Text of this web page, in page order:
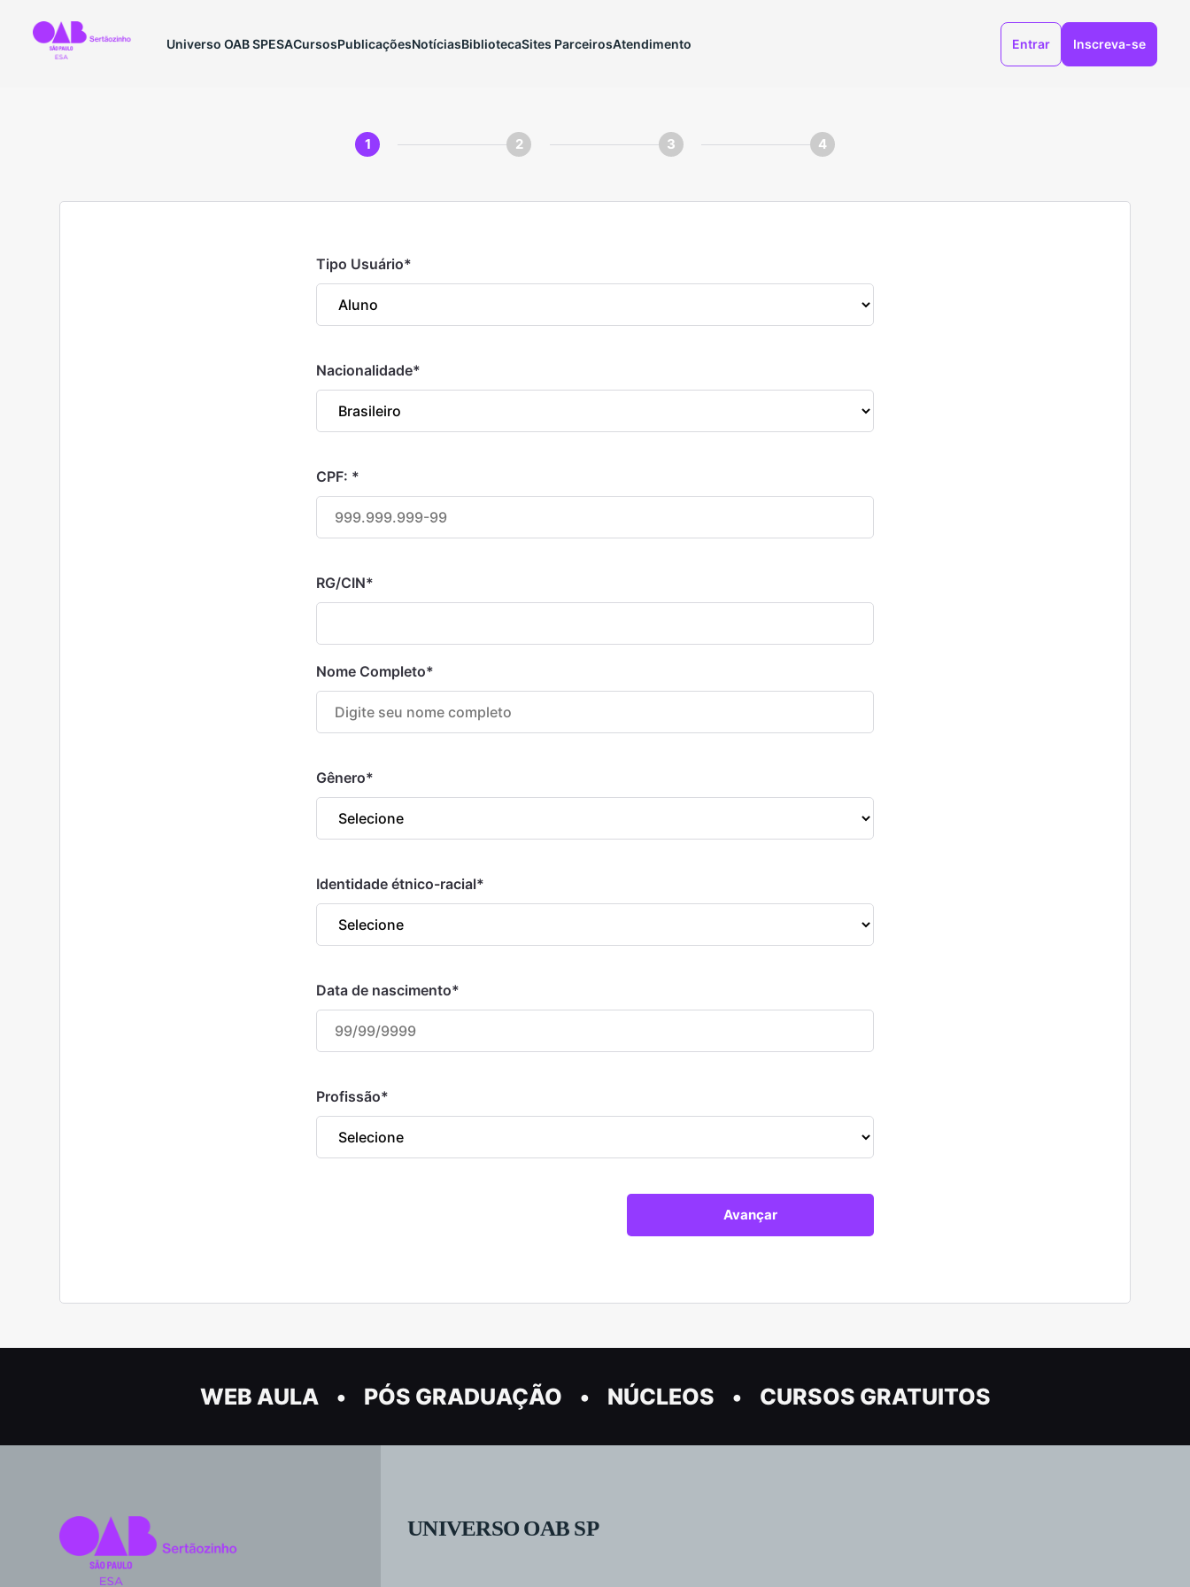
Universo OAB SPESACursosPublicaçõesNotíciasBibliotecaSites ParceirosAtendimento Entrar Inscreva-se
1 2 3 4
Tipo Usuário*
Nacionalidade*
CPF: *
RG/CIN*
Nome Completo*
Gênero*
Identidade étnico-racial*
Data de nascimento*
Profissão*
WEB AULA PÓS GRADUAÇÃO NÚCLEOS CURSOS GRATUITOS
UNIVERSO OAB SP